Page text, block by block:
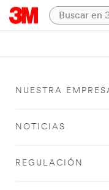
NUESTRA
NOTICIAS
REGULACIÓN